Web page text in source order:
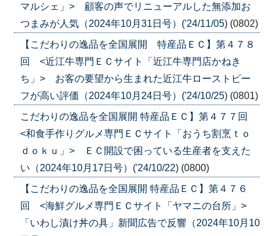
マルシェ」> 顧客の声でリニューアルした無添加お
つまみが人気（2024年10月31日号）('24/11/05) (0802)
【こだわりの逸品を全国展開 特産品ＥＣ】第４７８
回 <近江牛専門ＥＣサイト「近江牛専門店かねき
ち」> お客の要望から生まれた近江牛ローストビー
フが高い評価（2024年10月24日号）('24/10/25) (0801)
こだわりの逸品を全国展開 特産品ＥＣ】第４７７回
<和食手作りグルメ専門ＥＣサイト「おうち割烹ｔｏ
ｄｏｋｕ」> ＥＣ開設で困っている生産者を支えた
い（2024年10月17日号）('24/10/22) (0800)
【こだわりの逸品を全国展開 特産品ＥＣ】第４７６
回 <海鮮グルメ専門ＥＣサイト「ヤマニの台所」>
「いわし漬け丼の具」新聞広告で反響（2024年10月10